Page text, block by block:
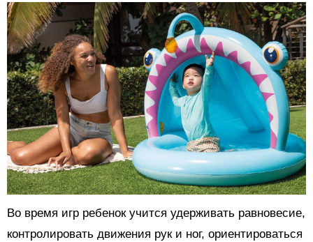
Во время игр ребенок учится удерживать равновесие,
контролировать движения рук и ног, ориентироваться